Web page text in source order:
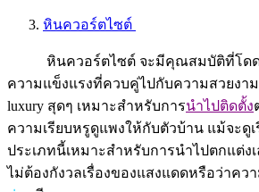
3. หินควอร์ตไซต์
หินควอร์ตไซต์ จะมีคุณสมบัติที่โดดเ
ความแข็งแรงที่ควบคู่ไปกับความสวยงา
luxury สุดๆ เหมาะสำหรับการนำไปติดตั้ง
ความเรียบหรูดูแพงให้กับตัวบ้าน แม้จะดู
ประเภทนี้เหมาะสำหรับการนำไปตกแต่ง
ไม่ต้องกังวลเรื่องของแสงแดดหรือว่าคว